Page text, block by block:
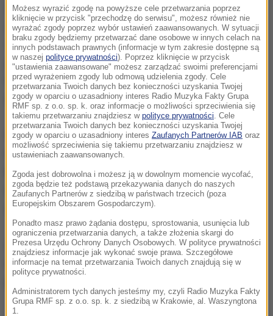
Są to głównie młode, studiujące osoby. Umowa-
zlecenie daje im większą elastyczność w
wykonywaniu pracy (...)W ten sposób zatrudnionych
jest około 80 proc. ratowników w kraju -tłumaczy
Grzegorz Ślaziński z olsztyńskiego WOPR. Umowa-
zlecenie pozwala też zarobić więcej.
Większość obiektów proponuje na etacie
wynagrodzenie na poziomie minimalnym. Pływalnie i
baseny tłumaczą, że nie mogą zaproponować
więcej, bo nie mają na to pieniędzy. Kadry nie mogą
skompletować też prywatne aquaparki i pływalnie.
Zapytane przez "Dziennik Gazetę Prawną" osoby z
różnych pływalni odpowiadają, że w skrajnych
Możesz wyrazić zgodę na powyższe cele przetwarzania poprzez
kliknięcie w przycisk "przechodzę do serwisu", możesz również nie
wyrażać zgody poprzez wybór ustawień zaawansowanych. W sytuacji
braku zgody będziemy przetwarzać dane osobowe w innych celach na
innych podstawach prawnych (informacje w tym zakresie dostępne są
w naszej polityce prywatności). Poprzez kliknięcie w przycisk
"ustawienia zaawansowane" możesz zarządzać swoimi preferencjami
przed wyrażeniem zgody lub odmową udzielenia zgody. Cele
przetwarzania Twoich danych bez konieczności uzyskania Twojej
zgody w oparciu o uzasadniony interes Radio Muzyka Fakty Grupa
RMF sp. z o.o. sp. k. oraz informacje o możliwości sprzeciwienia się
takiemu przetwarzaniu znajdziesz w polityce prywatności . Cele
przetwarzania Twoich danych bez konieczności uzyskania Twojej
zgody w oparciu o uzasadniony interes Zaufanych Partnerów IAB oraz
możliwość sprzeciwienia się takiemu przetwarzaniu znajdziesz w
ustawieniach zaawansowanych.
Zgoda jest dobrowolna i możesz ją w dowolnym momencie wycofać,
zgoda będzie też podstawą przekazywania danych do naszych
Zaufanych Partnerów z siedzibą w państwach trzecich (poza
Europejskim Obszarem Gospodarczym).
Ponadto masz prawo żądania dostępu, sprostowania, usunięcia lub
ograniczenia przetwarzania danych, a także złożenia skargi do
Prezesa Urzędu Ochrony Danych Osobowych. W polityce prywatności
znajdziesz informacje jak wykonać swoje prawa. Szczegółowe
informacje na temat przetwarzania Twoich danych znajdują się w
polityce prywatności.
Administratorem tych danych jesteśmy my, czyli Radio Muzyka Fakty
Grupa RMF sp. z o.o. sp. k. z siedzibą w Krakowie, al. Waszyngtona
1.